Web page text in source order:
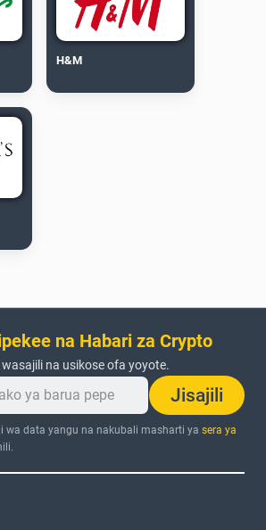
H&M
na Habari za Crypto
na usikose ofa yoyote.
Jisajili
wa data yangu na nakubali masharti yasera ya